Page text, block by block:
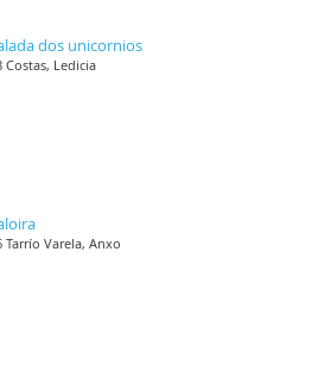
dos unicornios
Costas, Ledicia
Tarrío Varela, Anxo